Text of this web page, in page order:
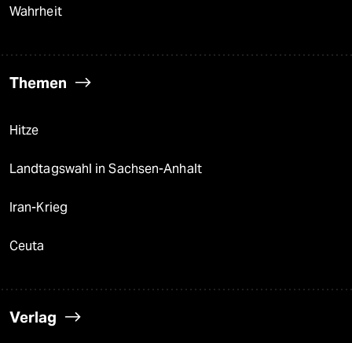
Wahrheit
Themen
Hitze
Landtagswahl in Sachsen-Anhalt
Iran-Krieg
Ceuta
Verlag